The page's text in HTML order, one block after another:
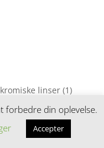
linser (1)
forbedre din oplevelse.
Accepter